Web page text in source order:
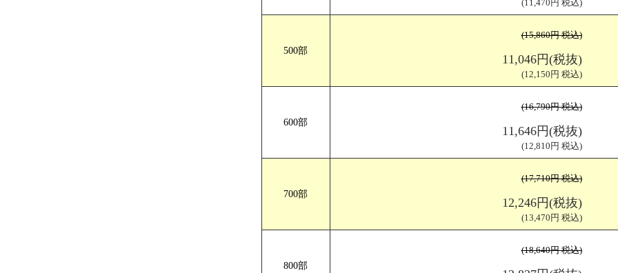
(11,470円 税込)
500部
(15,860円 税込)
11,046円(税抜)
(12,150円 税込)
600部
(16,790円 税込)
11,646円(税抜)
(12,810円 税込)
700部
(17,710円 税込)
12,246円(税抜)
(13,470円 税込)
800部
(18,640円 税込)